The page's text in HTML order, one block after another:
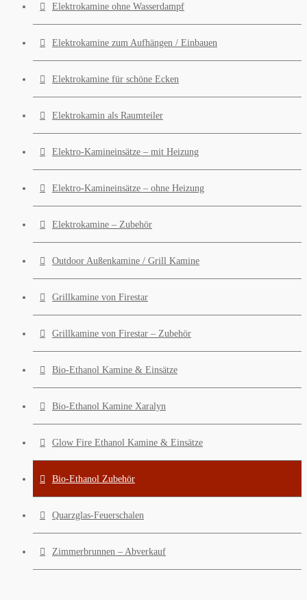
Elektrokamine ohne Wasserdampf
Elektrokamine zum Aufhängen / Einbauen
Elektrokamine für schöne Ecken
Elektrokamin als Raumteiler
Elektro-Kamineinsätze – mit Heizung
Elektro-Kamineinsätze – ohne Heizung
Elektrokamine – Zubehör
Outdoor Außenkamine / Grill Kamine
Grillkamine von Firestar
Grillkamine von Firestar – Zubehör
Bio-Ethanol Kamine & Einsätze
Bio-Ethanol Kamine Xaralyn
Glow Fire Ethanol Kamine & Einsätze
Bio-Ethanol Zubehör
Quarzglas-Feuerschalen
Zimmerbrunnen – Abverkauf